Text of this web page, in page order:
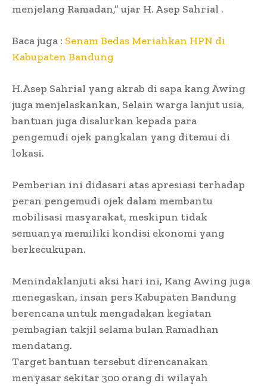
menjelang Ramadan,” ujar H. Asep Sahrial .
Baca juga : Senam Bedas Meriahkan HPN di
Kabupaten Bandung
H.Asep Sahrial yang akrab di sapa kang Awing
juga menjelaskankan, Selain warga lanjut usia,
bantuan juga disalurkan kepada para
pengemudi ojek pangkalan yang ditemui di
lokasi.
Pemberian ini didasari atas apresiasi terhadap
peran pengemudi ojek dalam membantu
mobilisasi masyarakat, meskipun tidak
semuanya memiliki kondisi ekonomi yang
berkecukupan.
​Menindaklanjuti aksi hari ini, Kang Awing juga
menegaskan, insan pers Kabupaten Bandung
berencana untuk mengadakan kegiatan
pembagian takjil selama bulan Ramadhan
mendatang.
Target bantuan tersebut direncanakan
menyasar sekitar 300 orang di wilayah